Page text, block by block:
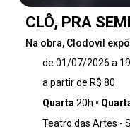
CLÔ, PRA
Na obra, Clodovil
momentos da sua
inspirações para
40 anos de vida
seu primeiro mandato
de 01/07/2026 a
a partir de R$ 80
Quarta 20h
Teatro das Artes -